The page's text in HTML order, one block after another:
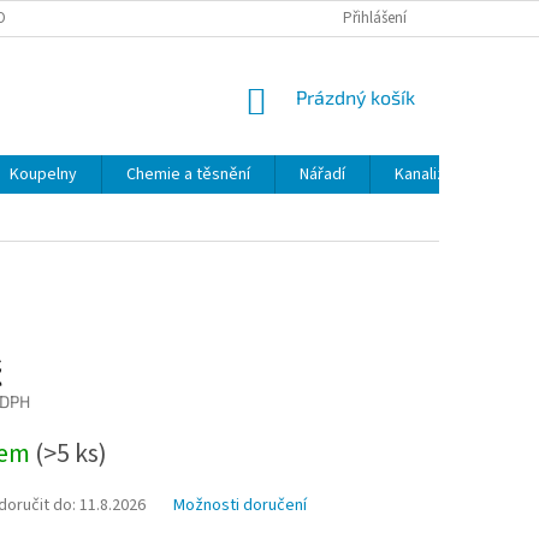
ÚDAJŮ MOJE OBJEDNÁVKA
Přihlášení
NÁKUPNÍ
Prázdný košík
Koupelny Chemie a těsnění Nářadí Kanalizace
(>5 ks)
do: 11.8.2026 Možnosti doručení